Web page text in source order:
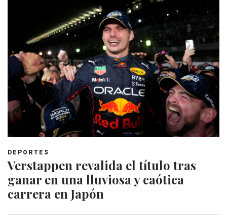
DEPORTES
Verstappen revalida el título tras
ganar en una lluviosa y caótica
carrera en Japón